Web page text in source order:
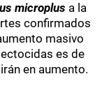
microplus a la
confirmados
masivo
es de
en aumento.